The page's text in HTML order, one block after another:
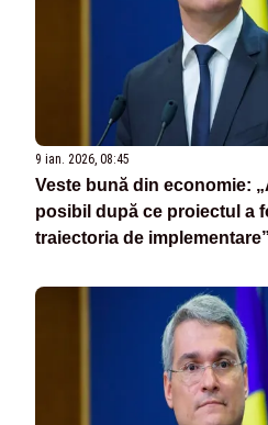
9 ian. 2026, 08:45
Veste bună din economie:
posibil după ce proiectul a
traiectoria de implementare”